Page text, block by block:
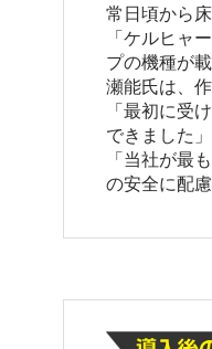
常日頃から
「ケルヒャ
プの機種が
瀬能氏は、
「最初に受
できました
「当社が最
の安全に配